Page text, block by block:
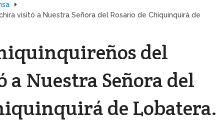
visitó a Nuestra Señora del Rosario de Chiquinquirá de
del
Nuestra Señora del
de Lobatera.